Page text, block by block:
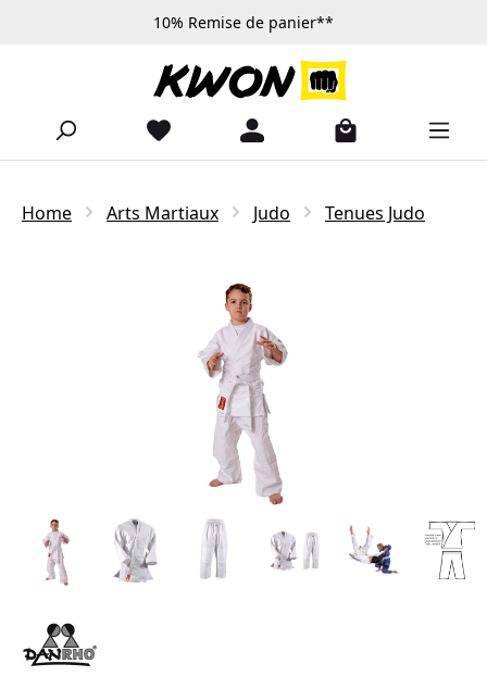
Passer au contenu principal10% Remise de panier**
Home Arts Martiaux Judo Tenues Judo